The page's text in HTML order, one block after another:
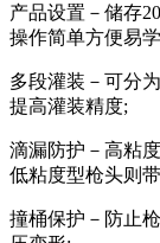
产品设置－储存
操作简单方便易
多段灌装－可分
提高灌装精度;
滴漏防护－高粘
低粘度型枪头则
撞桶保护－防止